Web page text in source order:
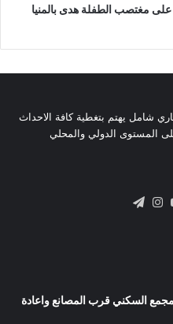
على مغتصب الطفلة هدى بالمنيا
شامل يهتم بتغطية كافة الاحداث
المستوى الدولي والمحلي
يوتيوبانستقرام
السكني قرب المصانع واعادة